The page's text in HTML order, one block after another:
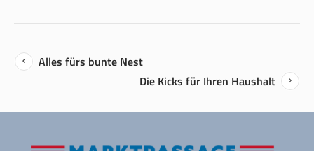
Alles fürs bunte Nest
Die Kicks für Ihren Haushalt